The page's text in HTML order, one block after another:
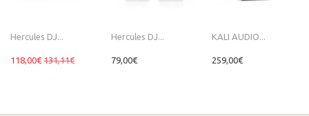
Hercules DJ...
118,00€ 131,11€
Hercules DJ...
79,00€
KALI AUDIO...
259,00€